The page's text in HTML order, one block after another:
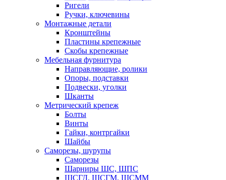
Ригели
Ручки, ключевины
Монтажные детали
Кронштейны
Пластины крепежные
Скобы крепежные
Мебельная фурнитура
Направляющие, ролики
Опоры, подставки
Подвески, уголки
Шканты
Метрический крепеж
Болты
Винты
Гайки, контргайки
Шайбы
Саморезы, шурупы
Саморезы
Шарниры ШС, ШПС
ШСГД, ШСГМ, ШСММ